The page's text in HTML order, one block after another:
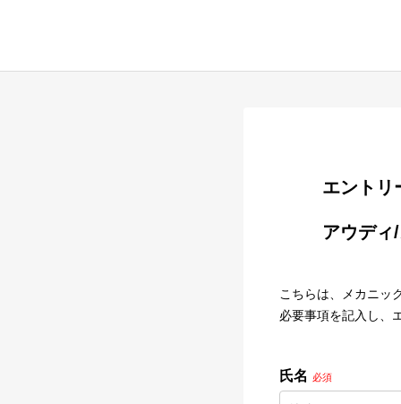
エ
こちらは、メカニッ
必要事項を記入し、
氏名 必須